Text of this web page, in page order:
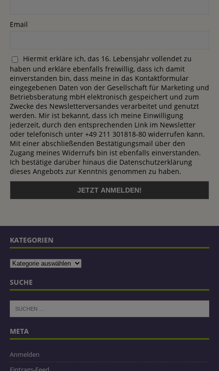
Email
Hiermit erkläre ich, das 16. Lebensjahr vollendet zu
haben und erkläre ebenfalls freiwillig, dass ich damit
einverstanden bin, dass meine in das Kontaktformular
eingegebenen Daten von der Gesellschaft für Marketing und
Betriebsberatung mbH elektronisch gespeichert und zum
Zwecke des Newsletterversandes verarbeitet und genutzt
werden. Mir ist bekannt, dass ich meine Einwilligung
jederzeit, durch den entsprechenden Link im Newsletter
oder telefonisch unter +49 211 301818-80 widerrufen kann.
Mit einer abschließenden Bestätigungsmail über den
Zugang meines Widerrufs bin ist ebenfalls einverstanden.
Ich bestätige darüber hinaus die Datenschutzerklärung
dieses Angebots zur Kenntnis genommen zu haben.
KATEGORIEN
SUCHE
META
Anmelden